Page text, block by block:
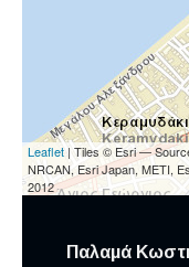
Leaflet | Tiles © Esri —
NRCAN, Esri Japan, METI,
2012
Παλαμά